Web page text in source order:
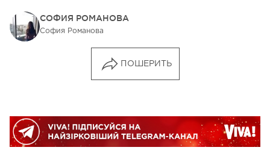
СОФИЯ РОМАНОВА
София Романова
ПОШЕРИТЬ